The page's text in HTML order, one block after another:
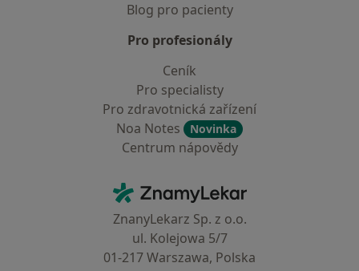
Blog pro pacienty
Pro profesionály
Ceník
Pro specialisty
Pro zdravotnická zařízení
Noa Notes
Novinka
Centrum nápovědy
ZnamyLekar - Hlavní stránka
ZnanyLekarz Sp. z o.o.
ul. Kolejowa 5/7
01-217 Warszawa, Polska